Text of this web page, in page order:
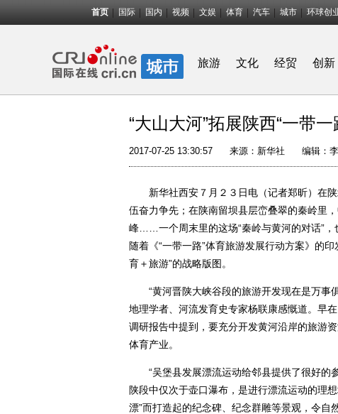
首页 国际 国内 视频 文娱 体育 汽车 城市 环球创
旅游 文化 经贸 创新
“大山大河”拓展陕西“一带
2017-07-25 13:30:57 来源： 新华社 编辑：
新华社西安７月２３日电（记者郑昕）在陕
伍奋力争先；在陕南留坝县层峦叠翠的秦岭里
峰……一个周末里的这场“秦岭与黄河的对话”，
随着《“一带一路”体育旅游发展行动方案》的
育＋旅游”的战略版图。
“黄河晋陕大峡谷段的旅游开发现在是万事
地理学者、河流发育史专家杨联康感慨道。早
调研报告中提到，要充分开发黄河沿岸的旅游
体育产业。
“吴堡县发展漂流运动给邻县提供了很好的
陕段中仅次于壶口瀑布，是进行漂流运动的理
漂”而打造起的纪念碑、纪念群雕等景观，令自